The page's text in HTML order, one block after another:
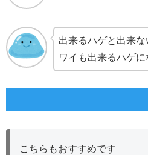
出来るハゲと出来な
ワイも出来るハゲ
こちらもおすすめです